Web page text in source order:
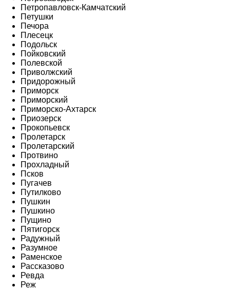
Петропавловск-Камчатский
Петушки
Печора
Плесецк
Подольск
Пойковский
Полевской
Приволжский
Придорожный
Приморск
Приморский
Приморско-Ахтарск
Приозерск
Прокопьевск
Пролетарск
Пролетарский
Протвино
Прохладный
Псков
Пугачев
Путилково
Пушкин
Пушкино
Пущино
Пятигорск
Радужный
Разумное
Раменское
Рассказово
Ревда
Реж